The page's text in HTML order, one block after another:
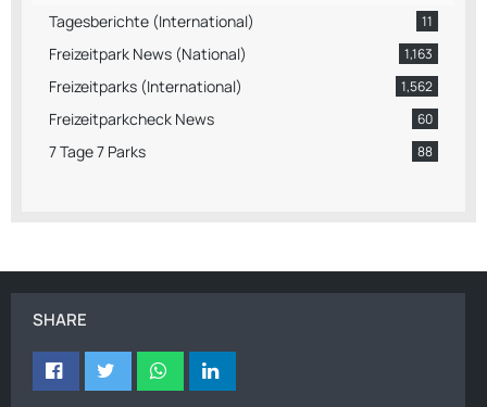
Tagesberichte (International) 11
Freizeitpark News (National) 1,163
Freizeitparks (International) 1,562
Freizeitparkcheck News 60
7 Tage 7 Parks 88
SHARE